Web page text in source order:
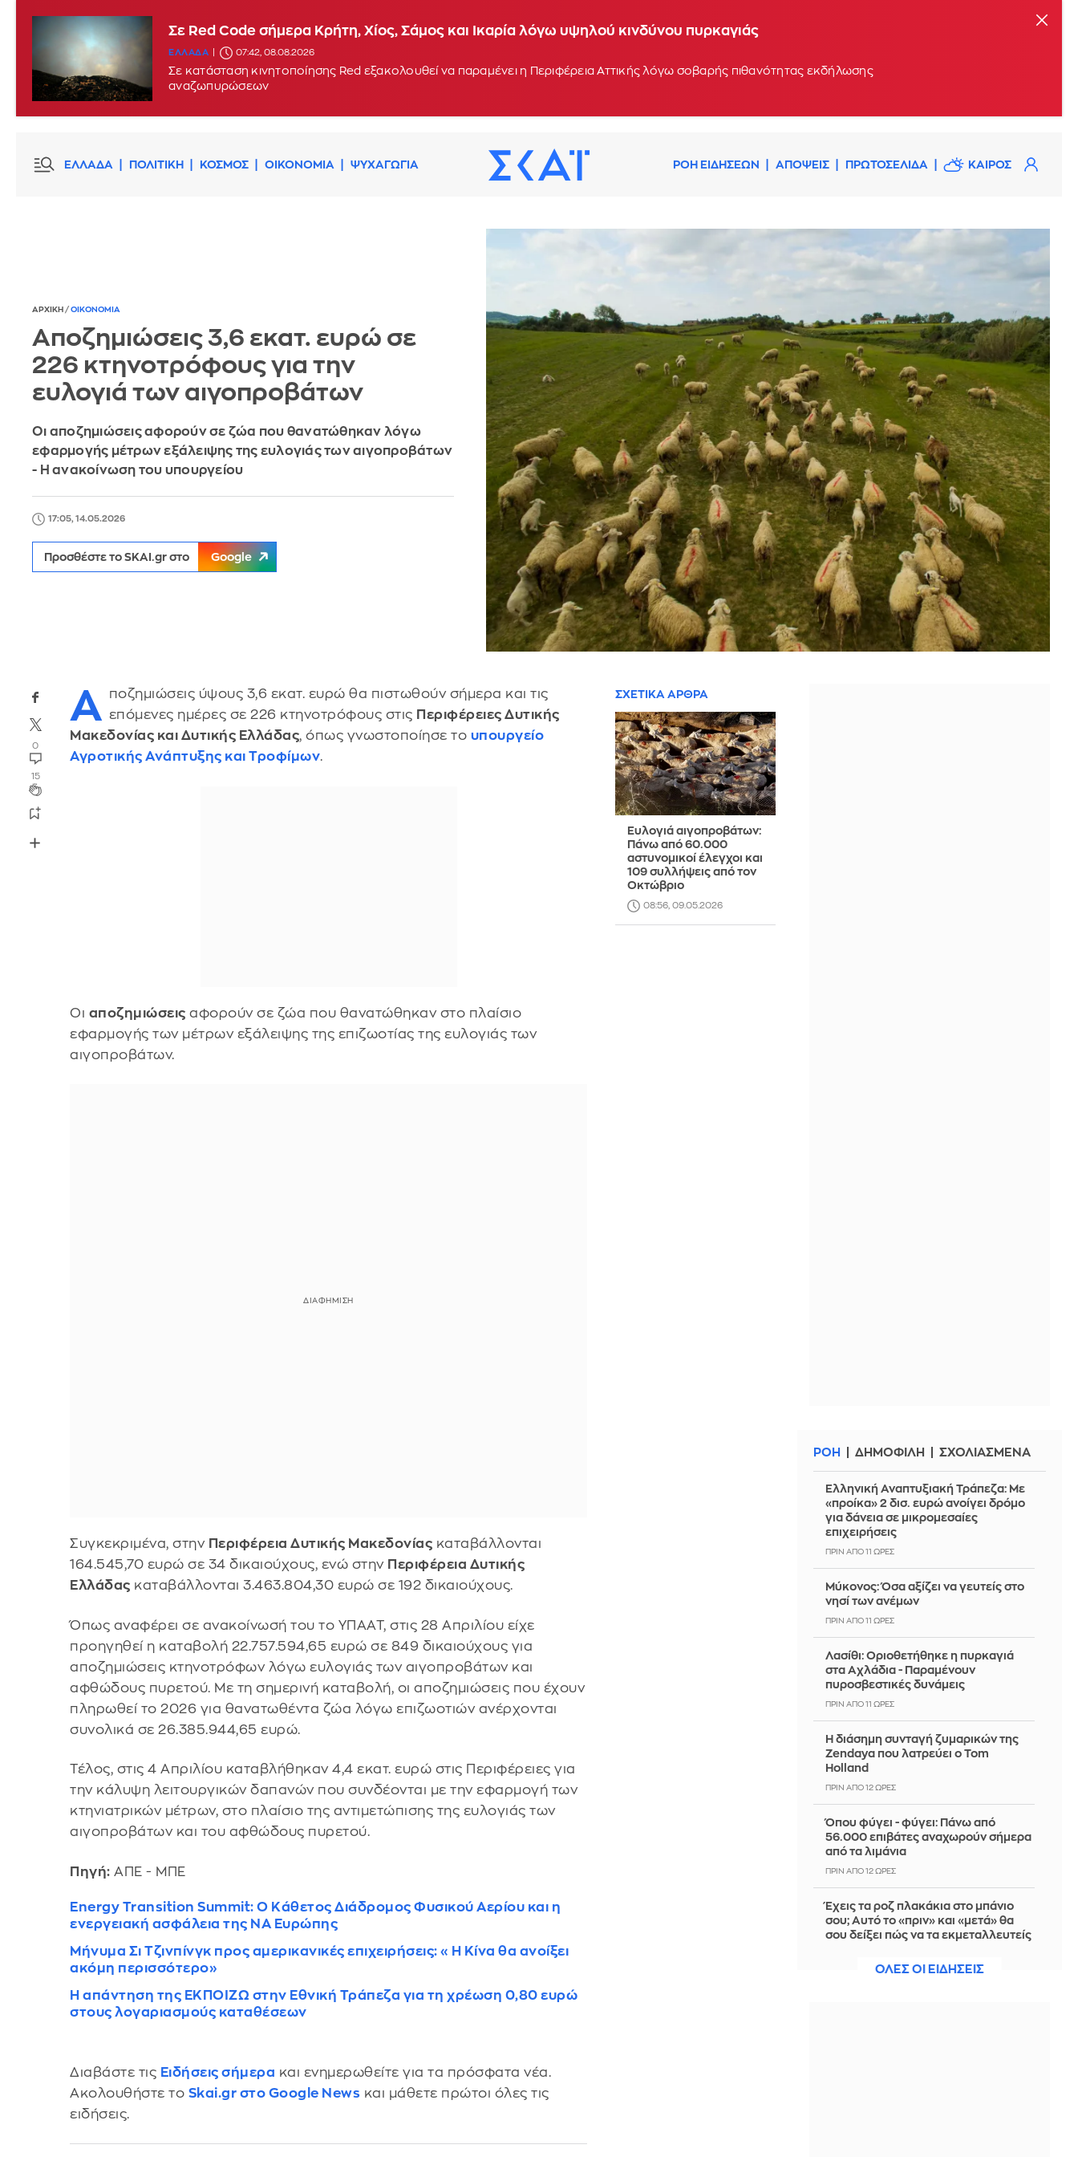
Σε Red Code σήμερα Κρήτη, Χίος, Σάμος και Ικαρία λόγω υψηλού κινδύνου πυρκαγιάς
ΕΛΛΑΔΑ 07:42, 08.08.2026
Σε κατάσταση κινητοποίησης Red εξακολουθεί να παραμένει η Περιφέρεια Αττικής λόγω σοβαρής πιθανότητας εκδήλωσης
αναζωπυρώσεων
ΕΛΛΑΔΑ ΠΟΛΙΤΙΚΗ ΚΟΣΜΟΣ ΟΙΚΟΝΟΜΙΑ ΨΥΧΑΓΩΓΙΑ ΡΟΗ ΕΙΔΗΣΕΩΝ ΑΠΟΨΕΙΣ ΠΡΩΤΟΣΕΛΙΔΑ ΚΑΙΡΟΣ
ΑΡΧΙΚΗ / ΟΙΚΟΝΟΜΙΑ
Αποζημιώσεις 3,6 εκατ. ευρώ σε
226 κτηνοτρόφους για την
ευλογιά των αιγοπροβάτων
Οι αποζημιώσεις αφορούν σε ζώα που θανατώθηκαν λόγω
εφαρμογής μέτρων εξάλειψης της ευλογιάς των αιγοπροβάτων
- Η ανακοίνωση του υπουργείου
17:05, 14.05.2026
Προσθέστε το SKAI.gr στο Google
0
15
Α ποζημιώσεις ύψους 3,6 εκατ. ευρώ θα πιστωθούν σήμερα και τις
επόμενες ημέρες σε 226 κτηνοτρόφους στις Περιφέρειες Δυτικής
Μακεδονίας και Δυτικής Ελλάδας, όπως γνωστοποίησε το υπουργείο
Αγροτικής Ανάπτυξης και Τροφίμων.
Οι αποζημιώσεις αφορούν σε ζώα που θανατώθηκαν στο πλαίσιο
εφαρμογής των μέτρων εξάλειψης της επιζωοτίας της ευλογιάς των
αιγοπροβάτων.
Συγκεκριμένα, στην Περιφέρεια Δυτικής Μακεδονίας καταβάλλονται
164.545,70 ευρώ σε 34 δικαιούχους, ενώ στην Περιφέρεια Δυτικής
Ελλάδας καταβάλλονται 3.463.804,30 ευρώ σε 192 δικαιούχους.
Όπως αναφέρει σε ανακοίνωσή του το ΥΠΑΑΤ, στις 28 Απριλίου είχε
προηγηθεί η καταβολή 22.757.594,65 ευρώ σε 849 δικαιούχους για
αποζημιώσεις κτηνοτρόφων λόγω ευλογιάς των αιγοπροβάτων και
αφθώδους πυρετού. Με τη σημερινή καταβολή, οι αποζημιώσεις που έχουν
πληρωθεί το 2026 για θανατωθέντα ζώα λόγω επιζωοτιών ανέρχονται
συνολικά σε 26.385.944,65 ευρώ.
Τέλος, στις 4 Απριλίου καταβλήθηκαν 4,4 εκατ. ευρώ στις Περιφέρειες για
την κάλυψη λειτουργικών δαπανών που συνδέονται με την εφαρμογή των
κτηνιατρικών μέτρων, στο πλαίσιο της αντιμετώπισης της ευλογιάς των
αιγοπροβάτων και του αφθώδους πυρετού.
Πηγή: ΑΠΕ - ΜΠΕ
Energy Transition Summit: Ο Κάθετος Διάδρομος Φυσικού Αερίου και η
ενεργειακή ασφάλεια της ΝΑ Ευρώπης
Μήνυμα Σι Τζινπίνγκ προς αμερικανικές επιχειρήσεις: «Η Κίνα θα ανοίξει
ακόμη περισσότερο»
Η απάντηση της ΕΚΠΟΙΖΩ στην Εθνική Τράπεζα για τη χρέωση 0,80 ευρώ
στους λογαριασμούς καταθέσεων
Διαβάστε τις Ειδήσεις σήμερα και ενημερωθείτε για τα πρόσφατα νέα.
Ακολουθήστε το Skai.gr στο Google News και μάθετε πρώτοι όλες τις
ειδήσεις.
ΣΧΕΤΙΚΑ ΑΡΘΡΑ
Ευλογιά αιγοπροβάτων:
Πάνω από 60.000
αστυνομικοί έλεγχοι και
109 συλλήψεις από τον
Οκτώβριο
08:56, 09.05.2026
ΡΟΗ ΔΗΜΟΦΙΛΗ ΣΧΟΛΙΑΣΜΕΝΑ
Ελληνική Αναπτυξιακή Τράπεζα: Με
«προίκα» 2 δισ. ευρώ ανοίγει δρόμο
για δάνεια σε μικρομεσαίες
επιχειρήσεις
ΠΡΙΝ ΑΠΌ 11 ΏΡΕΣ
Μύκονος: Όσα αξίζει να γευτείς στο
νησί των ανέμων
ΠΡΙΝ ΑΠΌ 11 ΏΡΕΣ
Λασίθι: Οριοθετήθηκε η πυρκαγιά
στα Αχλάδια - Παραμένουν
πυροσβεστικές δυνάμεις
ΠΡΙΝ ΑΠΌ 11 ΏΡΕΣ
Η διάσημη συνταγή ζυμαρικών της
Zendaya που λατρεύει ο Tom
Holland
ΠΡΙΝ ΑΠΌ 12 ΏΡΕΣ
Όπου φύγει - φύγει: Πάνω από
56.000 επιβάτες αναχωρούν σήμερα
από τα λιμάνια
ΠΡΙΝ ΑΠΌ 12 ΏΡΕΣ
Έχεις τα ροζ πλακάκια στο μπάνιο
σου; Αυτό το «πριν» και «μετά» θα
σου δείξει πώς να τα εκμεταλλευτείς
ΠΡΙΝ ΑΠΌ 12 ΏΡΕΣΟΛΕΣ ΟΙ ΕΙΔΗΣΕΙΣ